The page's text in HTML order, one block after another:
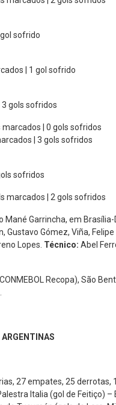
sofrido
| 1 gol sofrido
3 gols sofridos
marcados | 0 gols sofridos
| 3 gols sofridos
sofridos
marcados | 2 gols sofridos
Garrincha, em Brasília-
Gustavo Gómez, Viña,
Lopes. Técnico: Abel
Recopa), São
27 empates, 25
Italia (gol de Feitiço)